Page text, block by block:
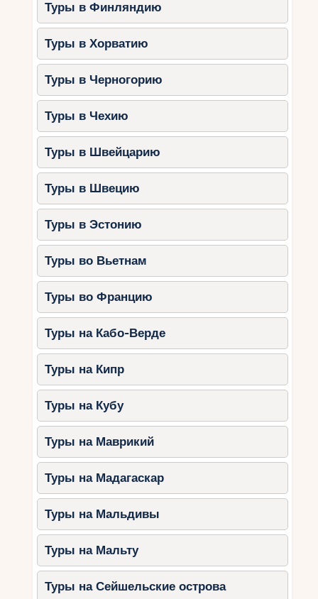
В прошлом здесь располагался
мира.
мусульман, но можно полюбоваться
ее архитектурой снаружи.
3. Мавзолей Мулай Идриса II
(Moulay Idriss Mausoleum)
Почему стоит посетить?
Это одно из самых священных мест в
Фесе.
Великолепная отделка интерьера.
Музеи Феса
1. Музей Нежарин (Nejjarine
Museum of Wooden Arts &
Crafts)
Этот музей посвящен традиционному
марокканскому ремеслу – резьбе по дереву.
Что можно увидеть?
Древние деревянные изделия, мебель
и двери.
Красивый караван-сарай с видом на
медину.
2. Музей Дар-Бата (Dar Batha
Museum)
Туры в Финляндию
Туры в Хорватию
Туры в Черногорию
Туры в Чехию
Туры в Швейцарию
Туры в Швецию
Туры в Эстонию
Туры во Вьетнам
Туры во Францию
Туры на Кабо-Верде
Туры на Кипр
Туры на Кубу
Туры на Маврикий
Туры на Мадагаскар
Туры на Мальдивы
Туры на Мальту
Туры на Сейшельские острова